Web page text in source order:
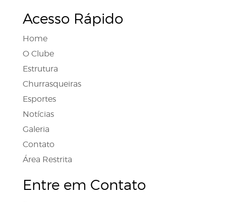
Acesso Rápido
Home
O Clube
Estrutura
Churrasqueiras
Esportes
Notícias
Galeria
Contato
Área Restrita
Entre em Contato